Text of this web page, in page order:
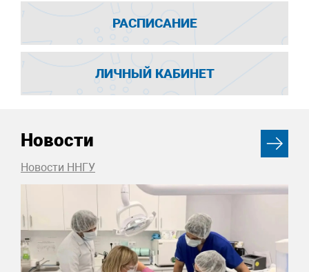
РАСПИСАНИЕ
ЛИЧНЫЙ КАБИНЕТ
Новости
Новости ННГУ